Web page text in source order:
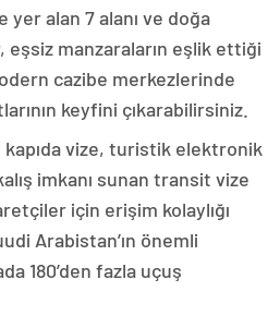
yer alan 7 alanı ve doğa
eşsiz manzaraların eşlik ettiği
cazibe merkezlerinde
keyfini çıkarabilirsiniz.
kapıda vize, turistik elektronik
imkanı sunan transit vize
için erişim kolaylığı
Arabistan’ın önemli
180’den fazla uçuş